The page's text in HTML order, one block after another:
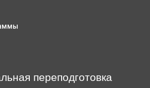
переподготовка